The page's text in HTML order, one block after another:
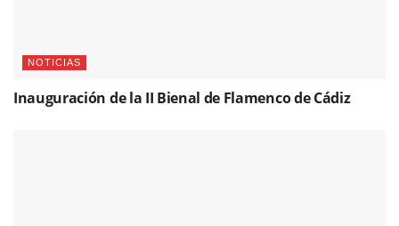
NOTICIAS
Inauguración de la II Bienal de Flamenco de Cádiz